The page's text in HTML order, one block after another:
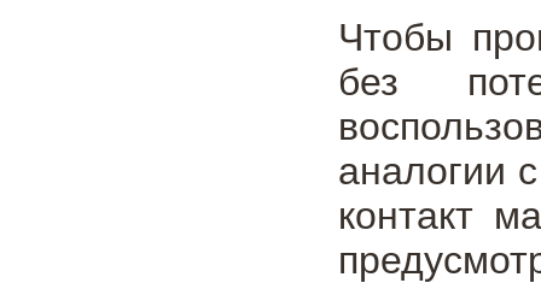
Чтобы
без
аналогии
контакт